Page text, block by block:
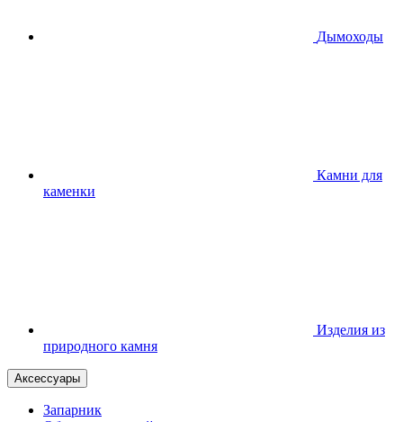
Дымоходы
Камни для
каменки
Изделия из
природного камня
Аксессуары
Запарник